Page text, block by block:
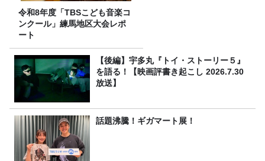
令和8年度「TBSこども音楽コ
ンクール」練馬地区大会レポ
ート
【後編】宇多丸『トイ・ストーリー５』
を語る！【映画評書き起こし 2026.7.30
放送】
話題沸騰！ギガマート展！